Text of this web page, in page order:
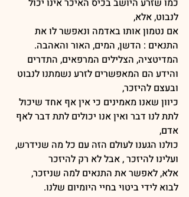
כמו שזרע היושב בכיס האיכר אינו יכול
לנבוט, אלא,
אם נטמון אותו באדמה ונאפשר לו את
התנאים : הדשן, המים, האור והאהבה.
המדיטציה, הצלילים המרפאים, התדרים
והידע הם המאפשרים לזרע נשמתנו לנבוט
ובעצם להיזכר,
כיוון שאנו מאמינים כי אין אף אחד שיכול
לתת לנו דבר ואין אנו יכולים לתת דבר לאף
אדם,
כולנו הגענו לעולם הזה עם כל מה שנידרש,
ועלינו להיזכר , אבל לא רק להיזכר
אלא, לאפשר את התנאים למה שניזכר,
לבוא לידי ביטוי בחיי היומיום שלנו.